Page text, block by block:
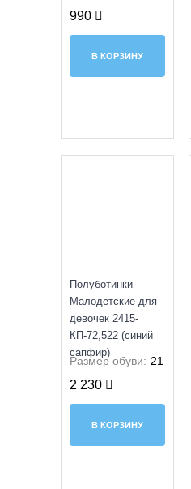
990
В КОРЗИНУ
Полуботинки
Малодетские для
девочек 2415-
КП-72,522 (синий
сапфир)
Размер обуви: 21
2 230
В КОРЗИНУ